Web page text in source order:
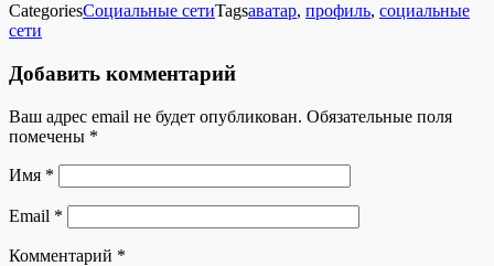
CategoriesСоциальные сетиTagsаватар, профиль, социальные
сети
Добавить комментарий
Ваш адрес email не будет опубликован. Обязательные поля
помечены *
Имя *
Email *
Комментарий *